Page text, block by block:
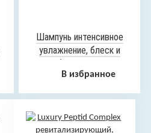
Шампунь интенсивное
увлажнение, блеск и
объем «AQUA
BALANCE», 250 мл
В избранное